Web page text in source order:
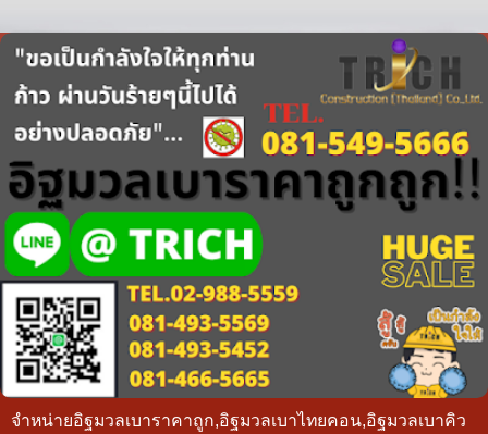
จำหน่ายอิฐมวลเบาราคาถูก,อิฐมวลเบาไทยคอน,อิฐมวลเบาคิว